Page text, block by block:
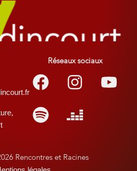
Réseaux sociaux
Facebook
SpotifyDeezer
Rencontres et Racines